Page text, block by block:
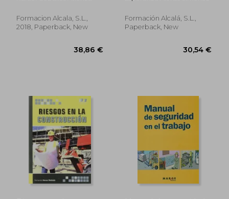
46,43 €
Spanish)
Formacion Alcala, S.L.,
2018, Paperback, New
Formación Alcalá, S.L.,
Paperback, New